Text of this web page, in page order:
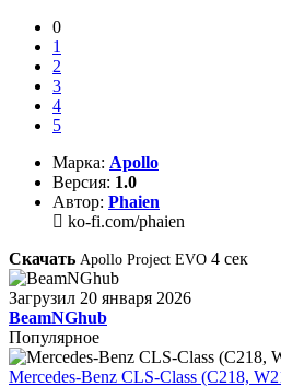
0
1
2
3
4
5
Марка: Apollo
Версия: 1.0
Автор: Phaien
ko-fi.com/phaien
Скачать Apollo Project EVO 4 сек
Загрузил 20 января 2026
BeamNGhub
Популярное
Mercedes-Benz CLS-Class (C218,